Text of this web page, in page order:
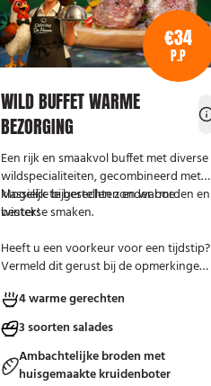
€34
P.P
WILD BUFFET WARME
BEZORGING
Een rijk en smaakvol buffet met diverse
wildspecialiteiten, gecombineerd met
klassieke bijgerechten en warme
winterse smaken.
Mogelijk te bestellen zonder borden en
bestek!
Heeft u een voorkeur voor een tijdstip?
Vermeld dit gerust bij de opmerkingen
4 warme gerechten
3 soorten salades
Ambachtelijke broden met
huisgemaakte kruidenboter